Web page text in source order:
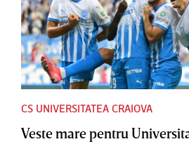
CS UNIVERSITATEA CRAIOVA
Veste mare pentru